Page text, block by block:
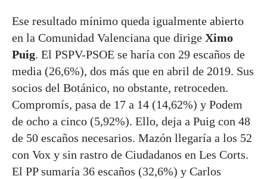
Ese resultado mínimo queda igualmente abierto
en la Comunidad Valenciana que dirige Ximo
Puig. El PSPV-PSOE se haría con 29 escaños de
media (26,6%), dos más que en abril de 2019. Sus
socios del Botánico, no obstante, retroceden.
Compromís, pasa de 17 a 14 (14,62%) y Podem
de ocho a cinco (5,92%). Ello, deja a Puig con 48
de 50 escaños necesarios. Mazón llegaría a los 52
con Vox y sin rastro de Ciudadanos en Les Corts.
El PP sumaría 36 escaños (32,6%) y Carlos